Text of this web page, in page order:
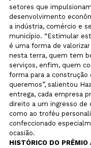
setores que
desenvolvimento
a indústria, comércio e
município. “Estimular
é uma forma de
nesta terra, quem tem
serviços, enfim, quem
forma para a construção
queremos”, salientou
entrega, cada empresa
direito a um ingresso de
como ao troféu
confeccionado
HISTÓRICO DO PRÊMIO